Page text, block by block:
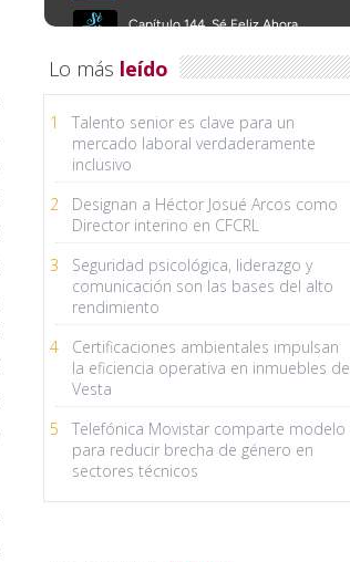
Lo más leído
1
Talento senior es clave para un
mercado laboral verdaderamente
inclusivo
2
Designan a Héctor Josué Arcos como
Director interino en CFCRL
3
Seguridad psicológica, liderazgo y
comunicación son las bases del alto
rendimiento
4
Certificaciones ambientales impulsan
la eficiencia operativa en inmuebles de
Vesta
5
Telefónica Movistar comparte modelo
para reducir brecha de género en
sectores técnicos